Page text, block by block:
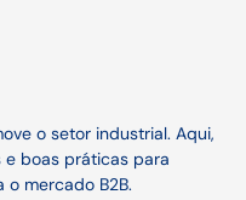
o setor industrial. Aqui,
e boas práticas para
mercado B2B.